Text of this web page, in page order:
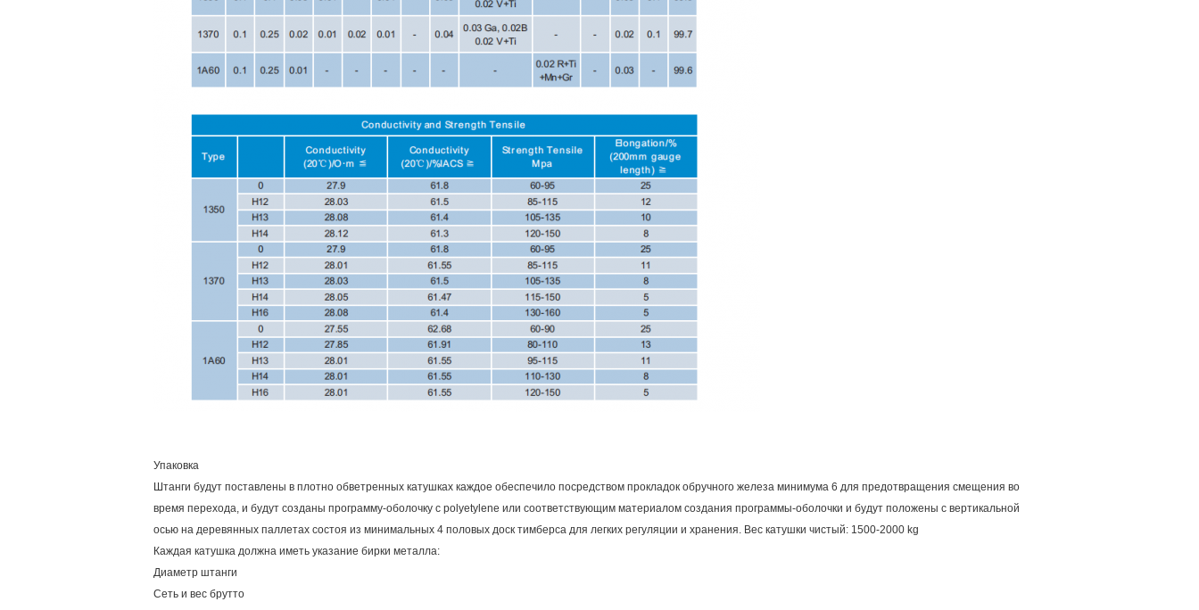
Упаковка
Штанги будут поставлены в плотно обветренных катушках каждое обеспечило посредством прокладок обручного железа минимума 6 для предотвращения смещения во
время перехода, и будут созданы программу-оболочку с polyetylene или соответствующим материалом создания программы-оболочки и будут положены с вертикальной
осью на деревянных паллетах состоя из минимальных 4 половых доск тимберса для легких регуляции и хранения. Вес катушки чистый: 1500-2000 kg
Каждая катушка должна иметь указание бирки металла:
Диаметр штанги
Сеть и вес брутто